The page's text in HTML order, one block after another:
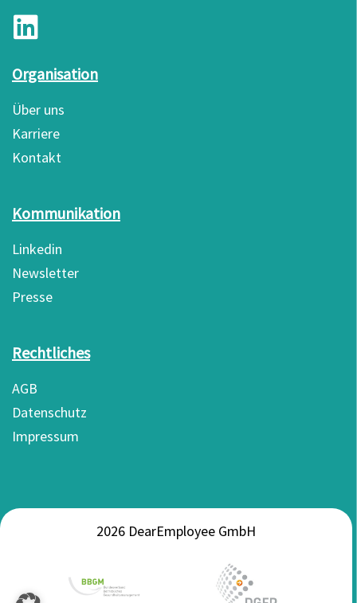
Organisation
Über uns
Karriere
Kontakt
Kommunikation
Linkedin
Newsletter
Presse
Rechtliches
AGB
Datenschutz
Impressum
2026 DearEmployee GmbH